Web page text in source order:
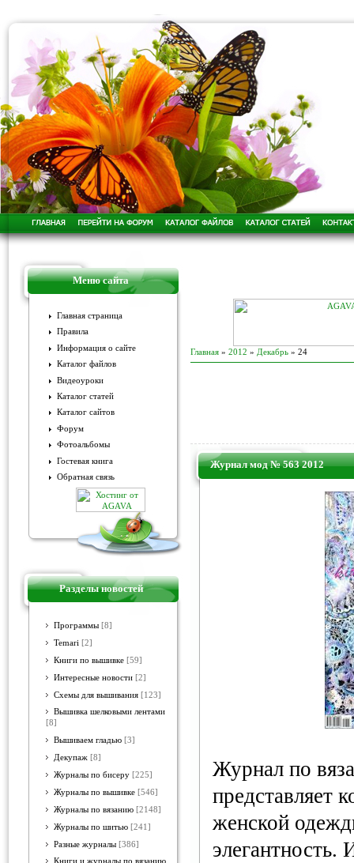
Меню сайта
Главная страница
Правила
Информация о сайте
Каталог файлов
Видеоуроки
Каталог статей
Каталог сайтов
Форум
Фотоальбомы
Гостевая книга
Обратная связь
Разделы новостей
Программы [8]
Temari [2]
Книги по вышивке [59]
Интересные новости [2]
Схемы для вышивания [123]
Вышивка шелковыми лентами
[8]
Вышиваем гладью [3]
Декупаж [8]
Журналы по бисеру [225]
Журналы по вышивке [546]
Журналы по вязанию [2148]
Журналы по шитью [241]
Разные журналы [386]
Книги и журналы по вязанию
Главная » 2012 » Декабрь » 24
Журнал мод № 563 2012
Журнал по
представляет
женской